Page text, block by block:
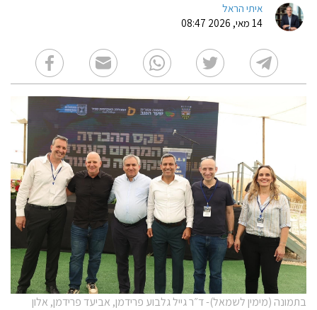
איתי הראל
14 מאי, 2026 08:47
בתמונה (מימין לשמאל)- ד״ר גייל גלבוע פרידמן, אביעד פרידמן, אלון